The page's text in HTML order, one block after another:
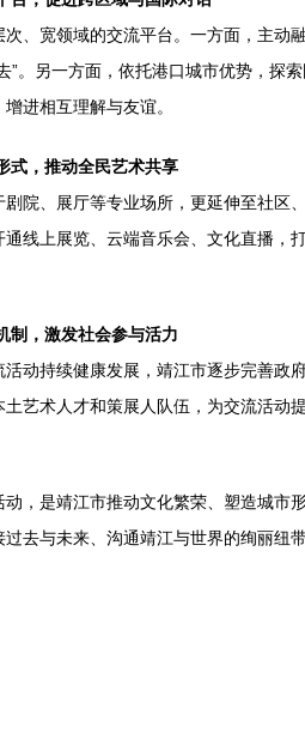
、宽领域的交流平台。一方面，主动
”。另一方面，依托港口城市优势，
进相互理解与友谊。
式，推动全民艺术共享
院、展厅等专业场所，更延伸至社区
线上展览、云端音乐会、文化直播，
制，激发社会参与活力
活动持续健康发展，靖江市逐步完善政
艺术人才和策展人队伍，为交流活动
，是靖江市推动文化繁荣、塑造城市
去与未来、沟通靖江与世界的绚丽纽